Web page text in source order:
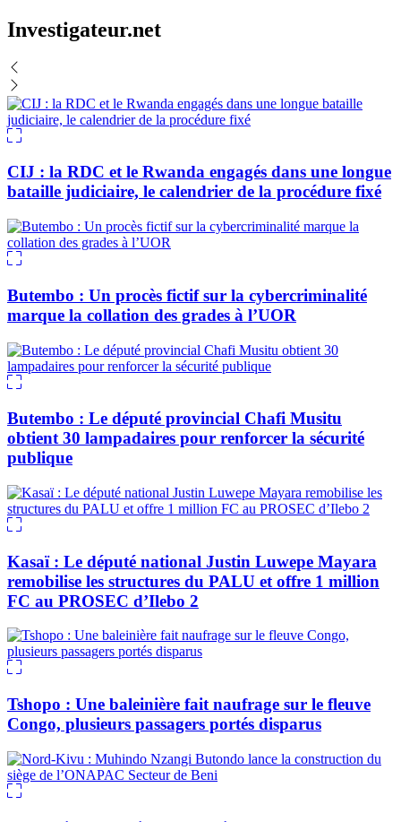
Investigateur.net
CIJ : la RDC et le Rwanda engagés dans une longue
bataille judiciaire, le calendrier de la procédure fixé
Butembo : Un procès fictif sur la cybercriminalité
marque la collation des grades à l’UOR
Butembo : Le député provincial Chafi Musitu
obtient 30 lampadaires pour renforcer la sécurité
publique
Kasaï : Le député national Justin Luwepe Mayara
remobilise les structures du PALU et offre 1 million
FC au PROSEC d’Ilebo 2
Tshopo : Une baleinière fait naufrage sur le fleuve
Congo, plusieurs passagers portés disparus